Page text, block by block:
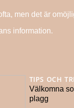
men det är
information.
TIPS OCH
Välkomna
plagg